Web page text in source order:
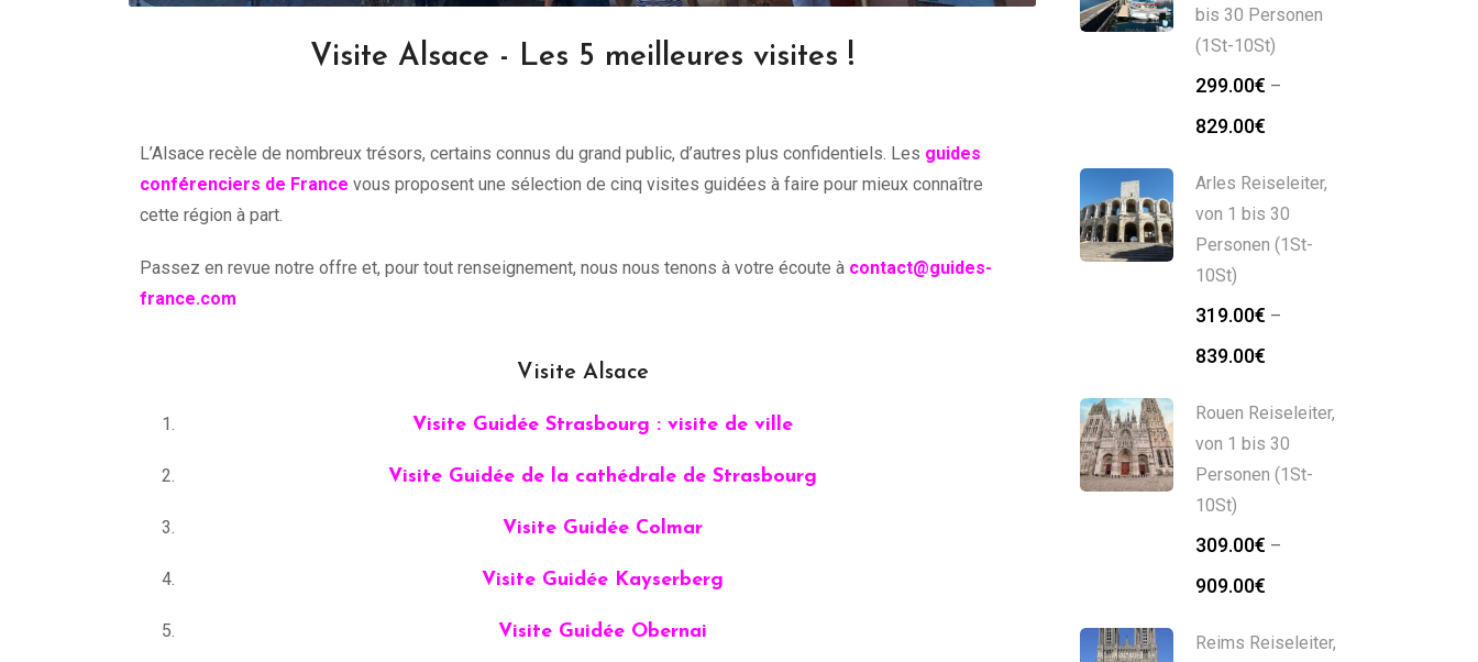
Visite Alsace - Les 5 meilleures visites !
L’Alsace recèle de nombreux trésors, certains connus du grand public, d’autres plus confidentiels. Les guides
conférenciers de France vous proposent une sélection de cinq visites guidées à faire pour mieux connaître
cette région à part.
Passez en revue notre offre et, pour tout renseignement, nous nous tenons à votre écoute à contact@guides-
france.com
Visite Alsace
Visite Guidée Strasbourg : visite de ville
Visite Guidée de la cathédrale de Strasbourg
Visite Guidée Colmar
Visite Guidée Kayserberg
Visite Guidée Obernai
bis 30 Personen
(1St-10St)
299.00€ –
829.00€
Arles Reiseleiter,
von 1 bis 30
Personen (1St-
10St)
319.00€ –
839.00€
Rouen Reiseleiter,
von 1 bis 30
Personen (1St-
10St)
309.00€ –
909.00€
Reims Reiseleiter,